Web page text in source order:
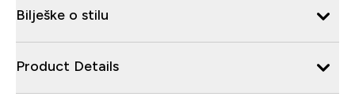
Bilješke o stilu
Product Details